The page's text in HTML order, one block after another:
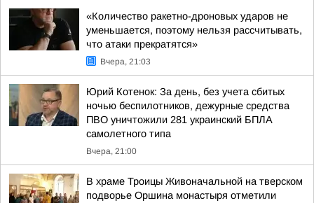
«Количество ракетно-дроновых ударов не
уменьшается, поэтому нельзя рассчитывать,
что атаки прекратятся»
Вчера, 21:03
Юрий Котенок: За день, без учета сбитых
ночью беспилотников, дежурные средства
ПВО уничтожили 281 украинский БПЛА
самолетного типа
Вчера, 21:00
В храме Троицы Живоначальной на тверском
подворье Оршина монастыря отметили